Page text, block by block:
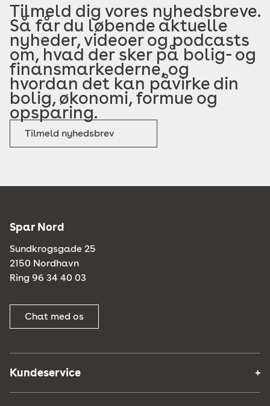
Tilmeld dig vores nyhedsbreve.
Så får du løbende aktuelle
nyheder, videoer og podcasts
om, hvad der sker på bolig- og
finansmarkederne, og
hvordan det kan påvirke din
bolig, økonomi, formue og
opsparing.
Tilmeld nyhedsbrev
Spar Nord
Sundkrogsgade 25
2150 Nordhavn
Ring 96 34 40 03
Chat med os
Kundeservice